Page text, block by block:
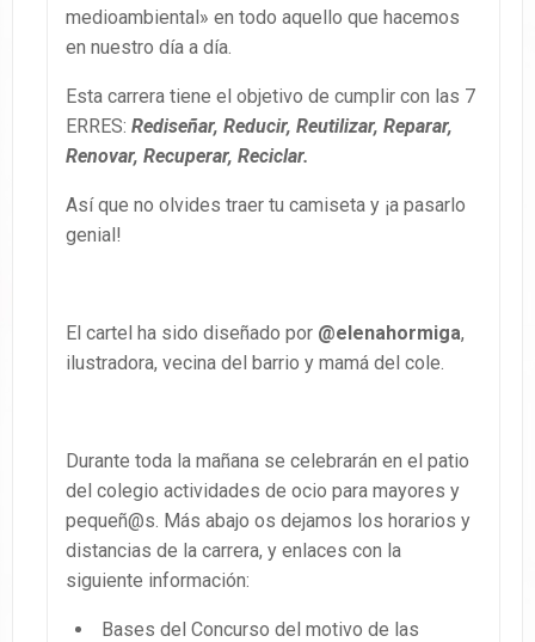
medioambiental» en todo aquello que hacemos
en nuestro día a día.
Esta carrera tiene el objetivo de cumplir con las 7
ERRES: Rediseñar, Reducir, Reutilizar, Reparar,
Renovar, Recuperar, Reciclar.
Así que no olvides traer tu camiseta y ¡a pasarlo
genial!
El cartel ha sido diseñado por @elenahormiga,
ilustradora, vecina del barrio y mamá del cole.
Durante toda la mañana se celebrarán en el patio
del colegio actividades de ocio para mayores y
pequeñ@s. Más abajo os dejamos los horarios y
distancias de la carrera, y enlaces con la
siguiente información:
Bases del Concurso del motivo de las